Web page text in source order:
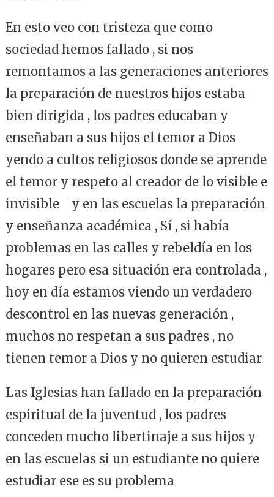
En esto veo con tristeza que como
sociedad hemos fallado , si nos
remontamos a las generaciones anteriores
la preparación de nuestros hijos estaba
bien dirigida , los padres educaban y
enseñaban a sus hijos el temor a Dios
yendo a cultos religiosos donde se aprende
el temor y respeto al creador de lo visible e
invisible y en las escuelas la preparación
y enseñanza académica , Sí , si había
problemas en las calles y rebeldía en los
hogares pero esa situación era controlada ,
hoy en día estamos viendo un verdadero
descontrol en las nuevas generación ,
muchos no respetan a sus padres , no
tienen temor a Dios y no quieren estudiar
Las Iglesias han fallado en la preparación
espiritual de la juventud , los padres
conceden mucho libertinaje a sus hijos y
en las escuelas si un estudiante no quiere
estudiar ese es su problema